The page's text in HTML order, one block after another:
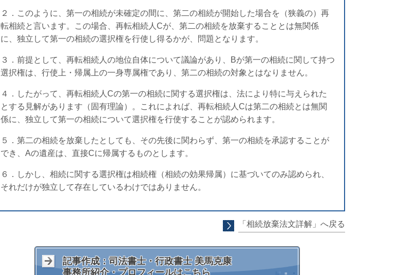
２．このように、第一の相続が未確定の間に、第二の相続が開始した場合を（狭義の）再
転相続と言います。この場合、再転相続人Cが、第二の相続を放棄することとは無関係
に、独立して第一の相続の選択権を行使し得るかが、問題となります。
３．前提として、再転相続人の地位自体について議論があり、Bが第一の相続に関して持つ
選択権は、行使上・帰属上の一身専属権であり、第二の相続の対象とはなりません。
４．したがって、再転相続人Cの第一の相続に関する選択権は、法により特に与えられた
とする見解があります（固有理論）。これによれば、再転相続人Cは第二の相続とは無関
係に、独立して第一の相続について選択権を行使することが認められます。
５．第二の相続を放棄したとしても、その先後に関わらず、第一の相続を承認することが
でき、Aの遺産は、直接Cに帰属するものとします。
６．しかし、相続に関する選択権は相続権（相続の効果帰属）に基づいてのみ認められ、
それだけが独立して存在しているわけではありません。
「相続放棄法文詳解」へ戻る
記事作成：司法書士・行政書士 美馬克康
事務所紹介・プロフィールはこちら